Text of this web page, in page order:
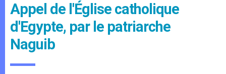
Appel de l'Église catholique
d'Egypte, par le patriarche
Naguib